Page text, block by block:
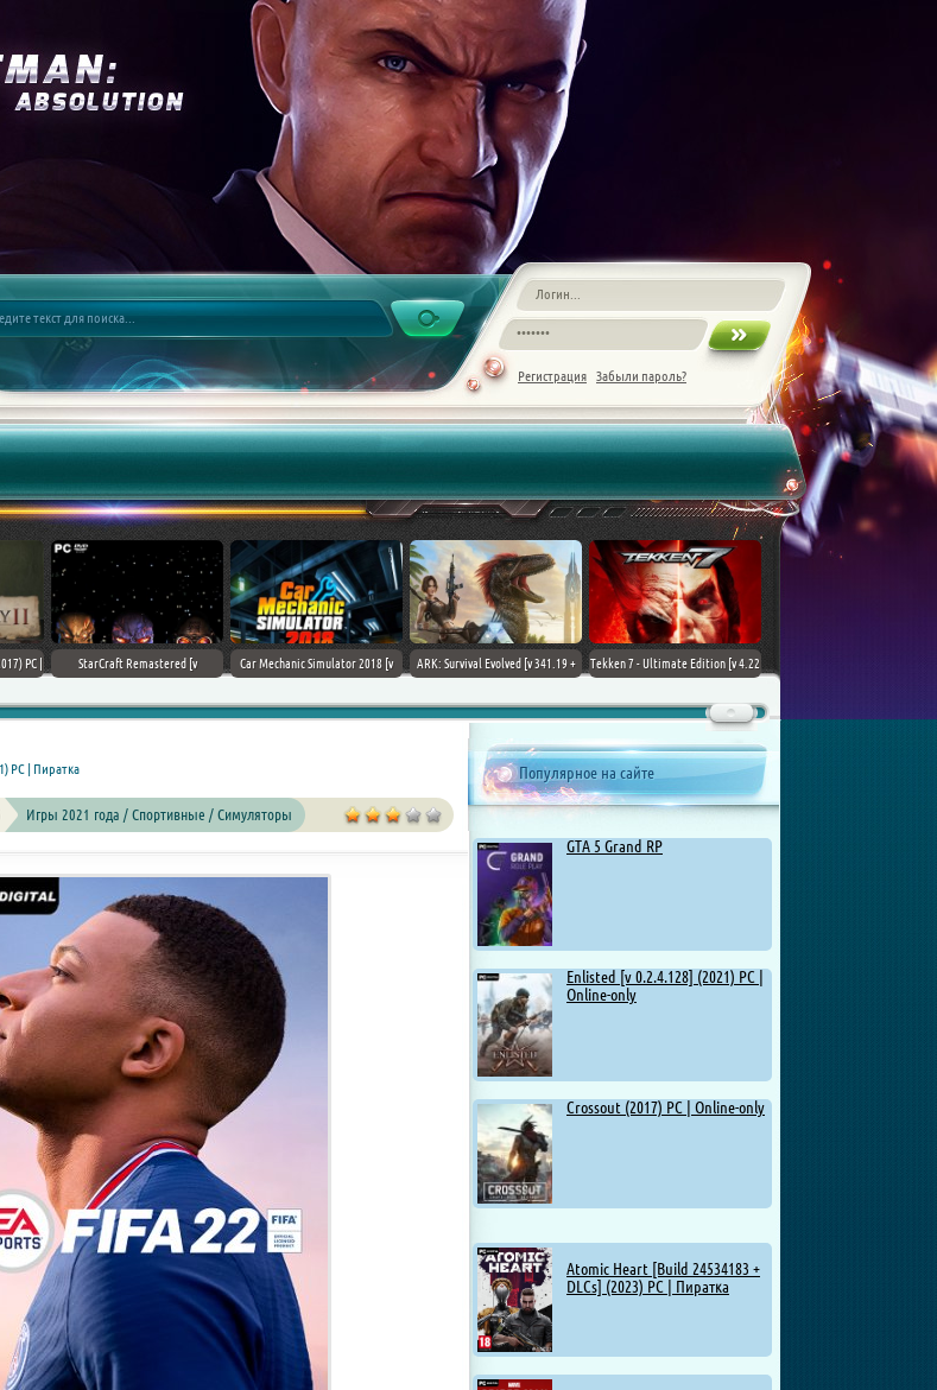
Регистрация Забыли пароль?
PC |
StarCraft Remastered [v
Car Mechanic Simulator 2018 [v
ARK: Survival Evolved [v 341.19 +
Tekken 7 - Ultimate Edition [v 4.22
Chovka
Популярное на сайте
GTA 5 Grand RP
Enlisted [v 0.2.4.128] (2021) PC |
Online-only
Crossout (2017) PC | Online-only
Atomic Heart [Build 24534183 +
DLCs] (2023) PC | Пиратка
PC | Пиратка
Игры 2021 года / Спортивные / Симуляторы